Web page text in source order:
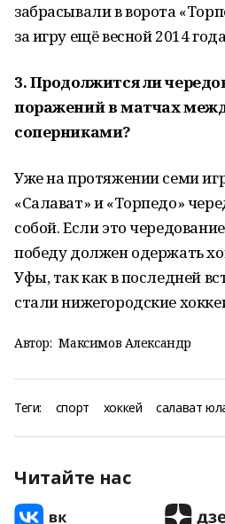
забрасывали в ворота
за игру ещё весной 2014
3. Продолжится ли
поражений в матчах
соперниками?
Уже на протяжении семи
«Салават» и «Торпедо»
собой. Если это
победу должен одержать
Уфы, так как в последней
стали нижегородские
Автор: Максимов Александр
Теги: спорт хоккей салават
Читайте нас